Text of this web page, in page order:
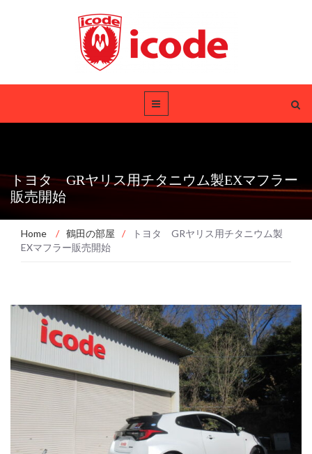
トヨタ GRヤリス用チタニウム製EXマフラー
販売開始
Home / 鶴田の部屋 /
トヨタ GRヤリス用チタニウム製
EXマフラー販売開始